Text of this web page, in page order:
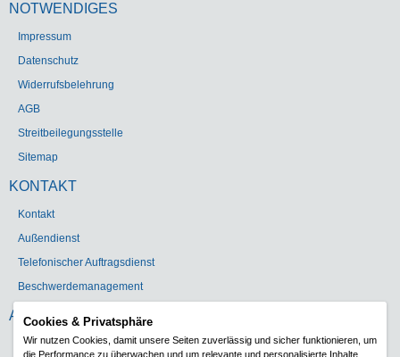
NOTWENDIGES
Impressum
Datenschutz
Widerrufsbelehrung
AGB
Streitbeilegungsstelle
Sitemap
KONTAKT
Kontakt
Außendienst
Telefonischer Auftragsdienst
Beschwerdemanagement
ADRESSE
Gebr. Heinemann GmbH & Co. KG
Cookies & Privatsphäre
Wir nutzen Cookies, damit unsere Seiten zuverlässig und sicher funktionieren, um
die Performance zu überwachen und um relevante und personalisierte Inhalte